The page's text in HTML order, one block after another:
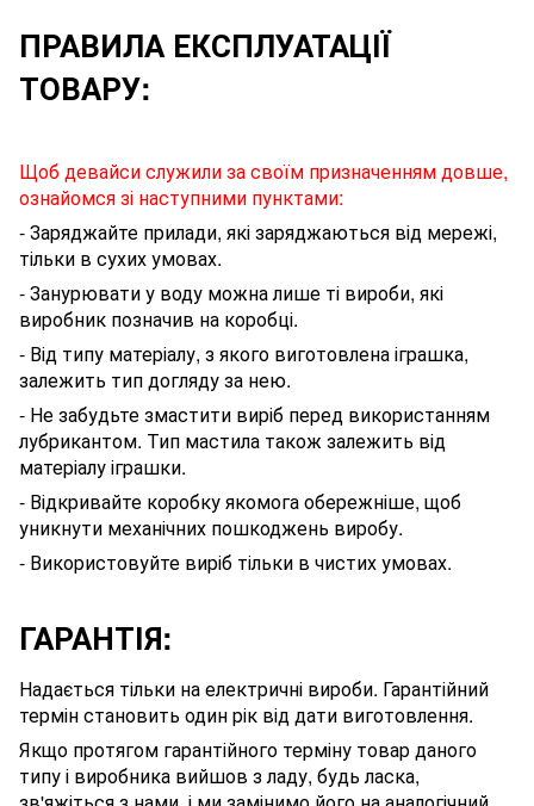
ПРАВИЛА ЕКСПЛУАТАЦІЇ
ТОВАРУ:
Щоб девайси служили за своїм призначенням довше,
ознайомся зі наступними пунктами:
- Заряджайте прилади, які заряджаються від мережі,
тільки в сухих умовах.
- Занурювати у воду можна лише ті вироби, які
виробник позначив на коробці.
- Від типу матеріалу, з якого виготовлена іграшка,
залежить тип догляду за нею.
- Не забудьте змастити виріб перед використанням
лубрикантом. Тип мастила також залежить від
матеріалуіграшки.
- Відкривайте коробку якомога обережніше, щоб
уникнути механічних пошкоджень виробу.
- Використовуйте виріб тільки в чистих умовах.
ГАРАНТІЯ:
Надається тільки на електричні вироби. Гарантійний
термін становить один рік від дати виготовлення.
Якщо протягом гарантійного терміну товар даного
типу і виробника вийшов з ладу, будь ласка,